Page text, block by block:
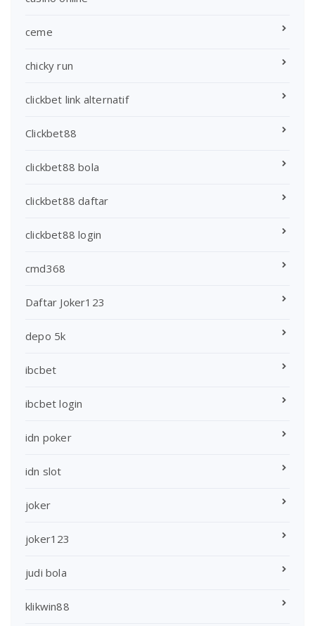
ceme
chicky run
clickbet link alternatif
Clickbet88
clickbet88 bola
clickbet88 daftar
clickbet88 login
cmd368
Daftar Joker123
depo 5k
ibcbet
ibcbet login
idn poker
idn slot
joker
joker123
judi bola
klikwin88